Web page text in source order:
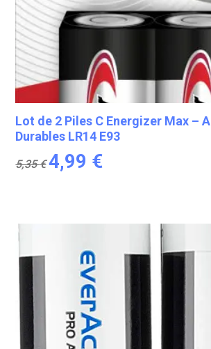
Lot de 2 Piles C Energizer Max –
Durables LR14 E93
5,35€
Le
prix
4,99 €